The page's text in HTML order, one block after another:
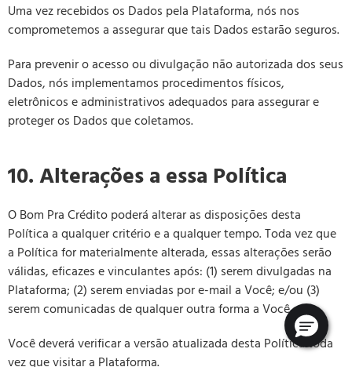
Uma vez recebidos os Dados pela Plataforma, nós nos
comprometemos a assegurar que tais Dados estarão seguros.
Para prevenir o acesso ou divulgação não autorizada dos seus
Dados, nós implementamos procedimentos físicos,
eletrônicos e administrativos adequados para assegurar e
proteger os Dados que coletamos.
10. Alterações a essa Política
O Bom Pra Crédito poderá alterar as disposições desta
Política a qualquer critério e a qualquer tempo. Toda vez que
a Política for materialmente alterada, essas alterações serão
válidas, eficazes e vinculantes após: (1) serem divulgadas na
Plataforma; (2) serem enviadas por e-mail a Você; e/ou (3)
serem comunicadas de qualquer outra forma a Você.
Você deverá verificar a versão atualizada desta Política toda
vez que visitar a Plataforma.